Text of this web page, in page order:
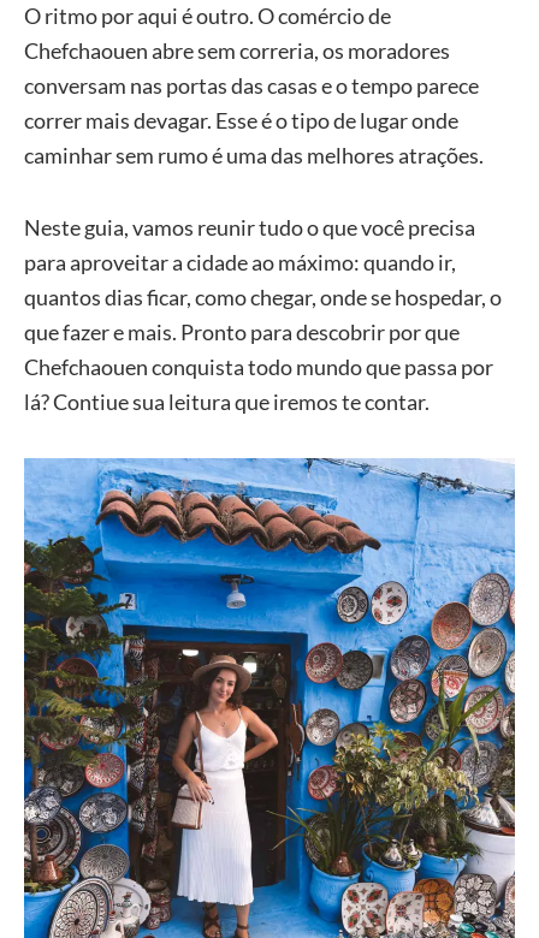
O ritmo por aqui é outro. O comércio de
Chefchaouen abre sem correria, os moradores
conversam nas portas das casas e o tempo parece
correr mais devagar. Esse é o tipo de lugar onde
caminhar sem rumo é uma das melhores atrações.
Neste guia, vamos reunir tudo o que você precisa
para aproveitar a cidade ao máximo: quando ir,
quantos dias ficar, como chegar, onde se hospedar, o
que fazer e mais. Pronto para descobrir por que
Chefchaouen conquista todo mundo que passa por
lá? Contiue sua leitura que iremos te contar.